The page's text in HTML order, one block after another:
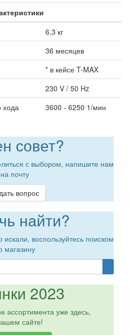
6,3 кг
36 месяцев
* в кейсе T-MAX
230 V / 50 Hz
хода
3600 - 6250 1/мин
совет?
с выбором, напишите нам
на почту
вопрос
найти?
воспользуйтесь поиском
магазину
2023
ассортимента уже здесь,
сайте!